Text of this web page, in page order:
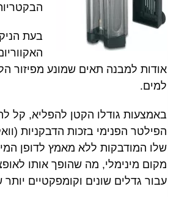
בעת
אודות למבנה תאים שמונע מפיזור
למים.
באמצעות גודלו הקטן להפליא, קל
הפילטר הפנימי בזכות הדבקניות
שלו המודבקות ללא מאמץ לדופן
מקום מינימלי, מה שהופך אותו
עבור גדלים שונים וקומפקטיים יותר